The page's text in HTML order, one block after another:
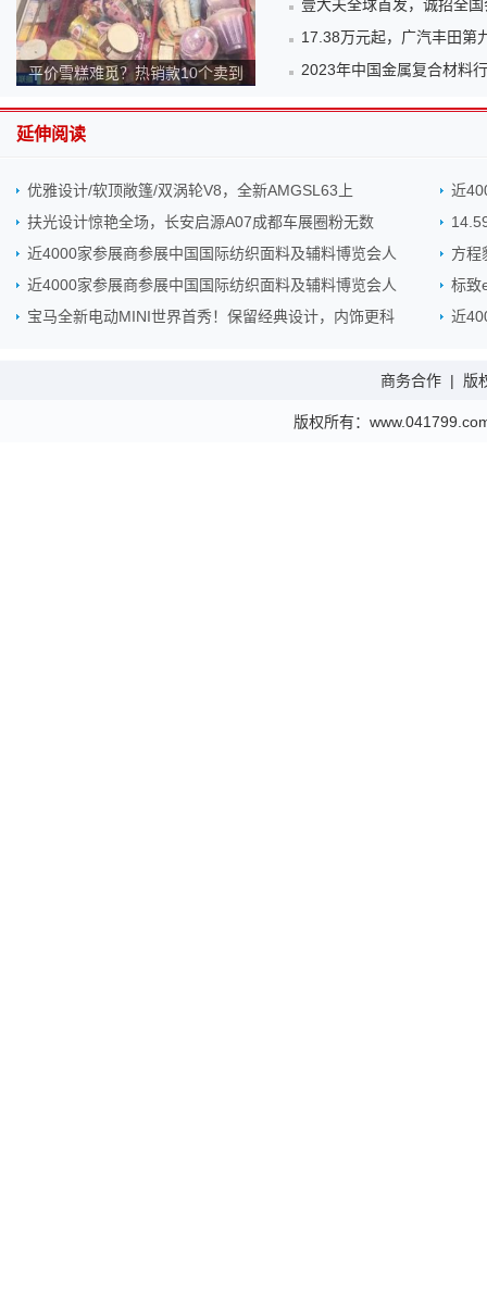
平价雪糕难觅？热销款10个卖到
壹大夫全球首发，诚招全
17.38万元起，广汽丰田第
2023年中国金属复合材料
延伸阅读
优雅设计/软顶敞篷/双涡轮V8，全新AMGSL63上
近
扶光设计惊艳全场，长安启源A07成都车展圈粉无数
近4000家参展商参展中国国际纺织面料及辅料博览会人
方程
近4000家参展商参展中国国际纺织面料及辅料博览会人
标致
宝马全新电动MINI世界首秀！保留经典设计，内饰更科
近
商务合作 | 版
版权所有：